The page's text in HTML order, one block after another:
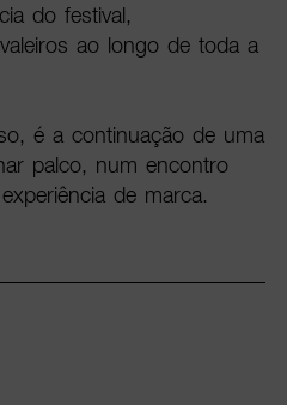
do festival,
ao longo de toda a
é a continuação de uma
palco, num encontro
de marca.